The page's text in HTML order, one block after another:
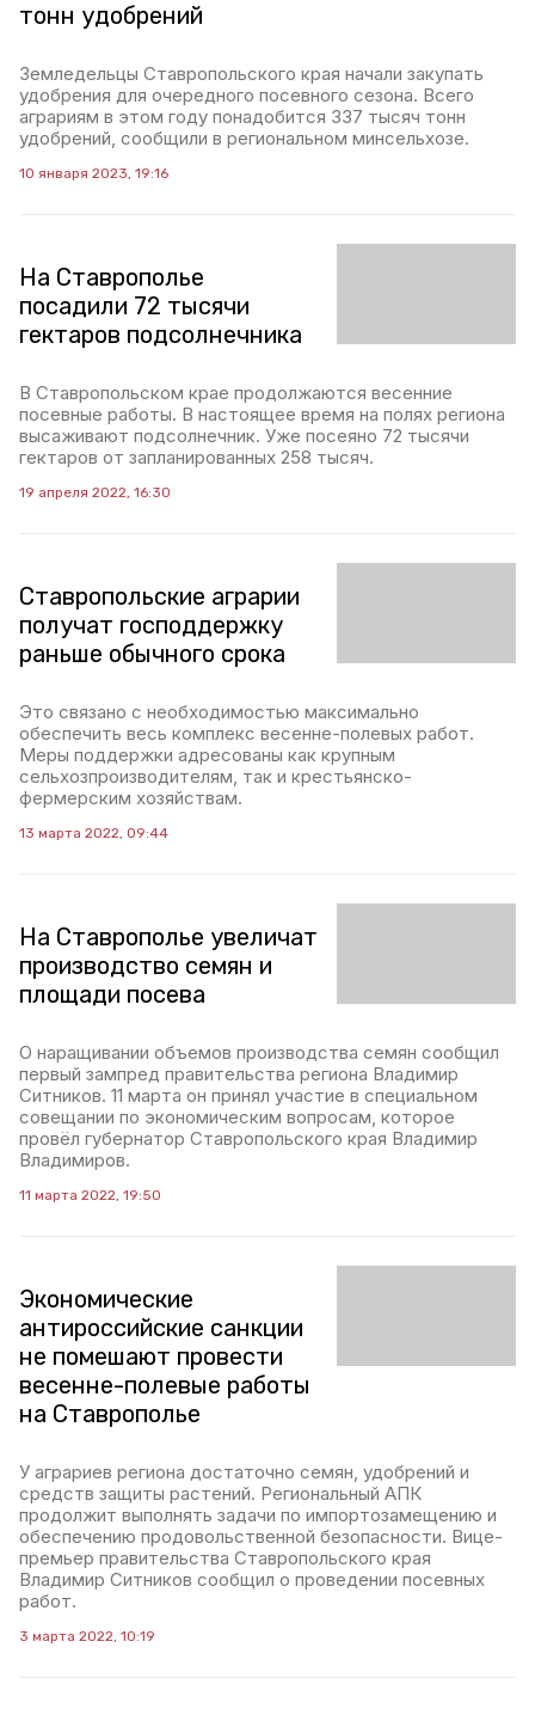
тонн удобрений
Земледельцы Ставропольского края начали закупать
удобрения для очередного посевного сезона. Всего
аграриям в этом году понадобится 337 тысяч тонн
удобрений, сообщили в региональном минсельхозе.
10 января 2023, 19:16
На Ставрополье
посадили 72 тысячи
гектаров подсолнечника
В Ставропольском крае продолжаются весенние
посевные работы. В настоящее время на полях региона
высаживают подсолнечник. Уже посеяно 72 тысячи
гектаров от запланированных 258 тысяч.
19 апреля 2022, 16:30
Ставропольские аграрии
получат господдержку
раньше обычного срока
Это связано с необходимостью максимально
обеспечить весь комплекс весенне-полевых работ.
Меры поддержки адресованы как крупным
сельхозпроизводителям, так и крестьянско-
фермерским хозяйствам.
13 марта 2022, 09:44
На Ставрополье увеличат
производство семян и
площади посева
О наращивании объемов производства семян сообщил
первый зампред правительства региона Владимир
Ситников. 11 марта он принял участие в специальном
совещании по экономическим вопросам, которое
провёл губернатор Ставропольского края Владимир
Владимиров.
11 марта 2022, 19:50
Экономические
антироссийские санкции
не помешают провести
весенне-полевые работы
на Ставрополье
У аграриев региона достаточно семян, удобрений и
средств защиты растений. Региональный АПК
продолжит выполнять задачи по импортозамещению и
обеспечению продовольственной безопасности. Вице-
премьер правительства Ставропольского края
Владимир Ситников сообщил о проведении посевных
работ.
3 марта 2022, 10:19